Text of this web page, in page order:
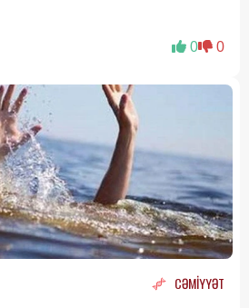
0 0
CƏMİYYƏT